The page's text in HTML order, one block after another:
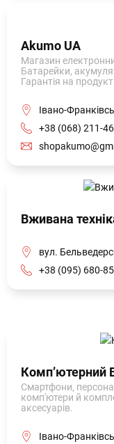
Akumo UA
Магазин
Батарейки,
Гарантія на продукт.
Івано-
+38 (068) 211-
Вживана
вул.
+38 (095) 680-
Комп’ютерний
Смартфони,
комп'ютери й
аксесуарів.
Івано-